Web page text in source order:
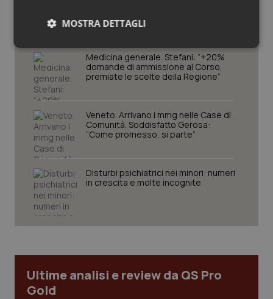
Vaccini
Medicina generale. Stefani: “+20%
domande di ammissione al Corso,
premiate le scelte della Regione”
Veneto. Arrivano i mmg nelle Case di
Comunità. Soddisfatto Gerosa:
“Come promesso, si parte”
Disturbi psichiatrici nei minori: numeri
in crescita e molte incognite
Ultime analisi e review da QS Pro
Gold
MOSTRA DETTAGLI
Necessari Statistici Marketing
Necessari Statistici Marketing
I cookie necessari contribuiscono a rendere fruibile il
navigazione sulle pagine e l'accesso alle aree
protette del sito. Il sito web non è in grado di
funzionare correttamente senza questi cookie.
Nome